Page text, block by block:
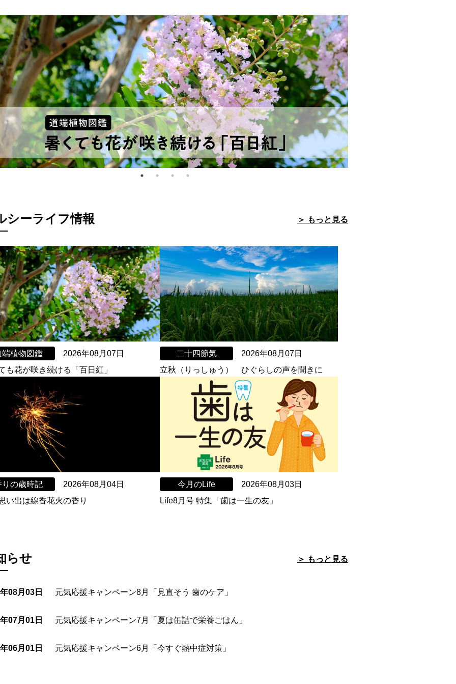
シーライフ情報
端植物図鑑
2026年08月07日
も花が咲き続ける「百日紅」
二十四節気
2026年08月07日
立秋（りっしゅう） ひぐらしの声を聞きに
りの歳時記
2026年08月04日
い出は線香花火の香り
今月のLife
2026年08月03日
Life8月号 特集「歯は一生の友」
＞ もっと見る
らせ
08月03日 元気応援キャンペーン8月「見直そう 歯のケア」
07月01日 元気応援キャンペーン7月「夏は缶詰で栄養ごはん」
06月01日 元気応援キャンペーン6月「今すぐ熱中症対策」
＞ もっと見る